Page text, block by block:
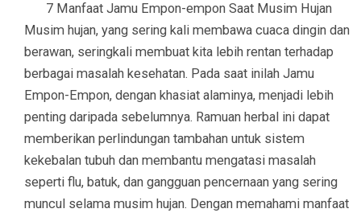
7 Manfaat Jamu Empon-empon Saat Musim Hujan
Musim hujan, yang sering kali membawa cuaca dingin dan
berawan, seringkali membuat kita lebih rentan terhadap
berbagai masalah kesehatan. Pada saat inilah Jamu
Empon-Empon, dengan khasiat alaminya, menjadi lebih
penting daripada sebelumnya. Ramuan herbal ini dapat
memberikan perlindungan tambahan untuk sistem
kekebalan tubuh dan membantu mengatasi masalah
seperti flu, batuk, dan gangguan pencernaan yang sering
muncul selama musim hujan. Dengan memahami manfaat